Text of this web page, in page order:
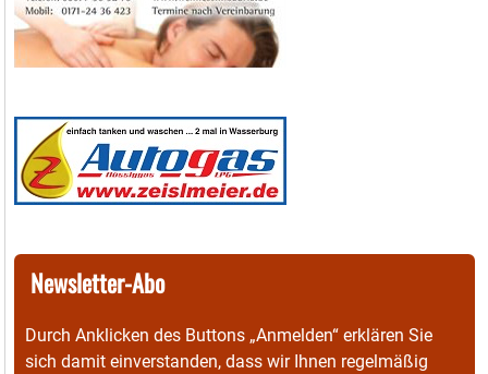
Newsletter-Abo
Durch Anklicken des Buttons „Anmelden“ erklären Sie
sich damit einverstanden, dass wir Ihnen regelmäßig